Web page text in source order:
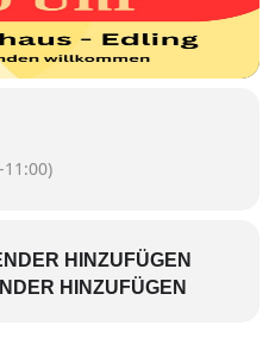
11:00)
HINZUFÜGEN
HINZUFÜGEN